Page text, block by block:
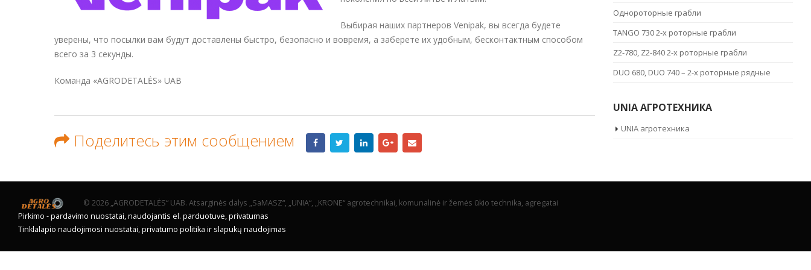
сотрудничество
курьерской
Выбирая наших партнеров Venipak, вы всегда будете
уверены, что посылки вам будут доставлены быстро, безопасно и вовремя, а заберете их удобным, бесконтактным способом
всего за 3 секунды.
Команда «AGRODETALĖS» UAB
Поделитесь этим сообщением
Однороторные грабли
TANGO 730 2-х роторные грабли
Z2-780, Z2-840 2-х роторные грабли
DUO 680, DUO 740 – 2-х роторные рядные
UNIA АГРОТЕХНИКА
UNIA агротехника
© 2026 „AGRODETALĖS“ UAB. Atsarginės dalys „SaMASZ“, „UNIA“, „KRONE“ agrotechnikai, komunalinė ir žemės ūkio technika, agregatai
Pirkimo - pardavimo nuostatai, naudojantis el. parduotuve, privatumas
Tinklalapio naudojimosi nuostatai, privatumo politika ir slapukų naudojimas